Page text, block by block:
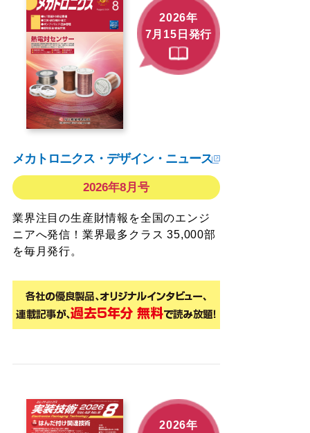
2026年
7月15日発行
メカトロニクス・デザイン・ニュース
2026年8月号
業界注目の生産財情報を全国のエンジ
ニアへ発信！業界最多クラス 35,000部
を毎月発行。
2026年